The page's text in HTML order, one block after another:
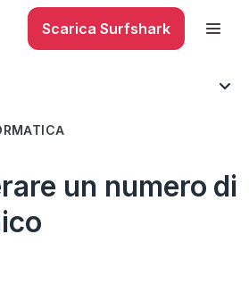
Scarica Surfshark
un numero di